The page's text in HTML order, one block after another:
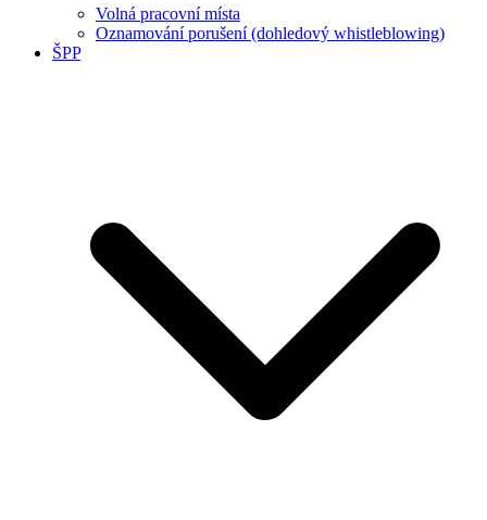
Volná pracovní místa
Oznamování porušení (dohledový whistleblowing)
ŠPP